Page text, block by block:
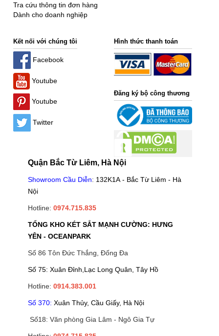
Tra cứu thông tin đơn hàng
Dành cho doanh nghiệp
Kết nối với chúng tôi
Facebook
Youtube
Youtube
Twitter
Hình thức thanh toán
Đăng ký bộ công thương
Quận Bắc Từ Liêm, Hà Nội
Showroom Cầu Diễn: 132K1A - Bắc Từ Liêm - Hà
Nội
Hotline: 0974.715.835
TỔNG KHO KÉT SẮT MẠNH CƯỜNG: HƯNG
YÊN - OCEANPARK
Số 86 Tôn Đức Thắng, Đống Đa
Số 75: Xuân Đỉnh,Lạc Long Quân, Tây Hồ
Hotline: 0914.383.001
Số 370: Xuân Thủy, Cầu Giấy, Hà Nội
Số18: Văn phòng Gia Lâm - Ngô Gia Tự